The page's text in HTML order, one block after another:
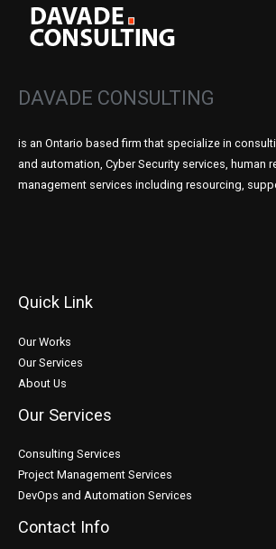
DAVADE CONSULTING
is an Ontario based firm that specialize in
and automation, Cyber Security services, human
management services including resourcing,
Quick Link
Our Works
Our Services
About Us
Our Services
Consulting Services
Project Management Services
DevOps and Automation Services
Contact Info